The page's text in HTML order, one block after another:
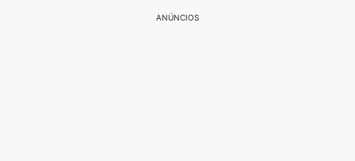
ANÚNCIOS